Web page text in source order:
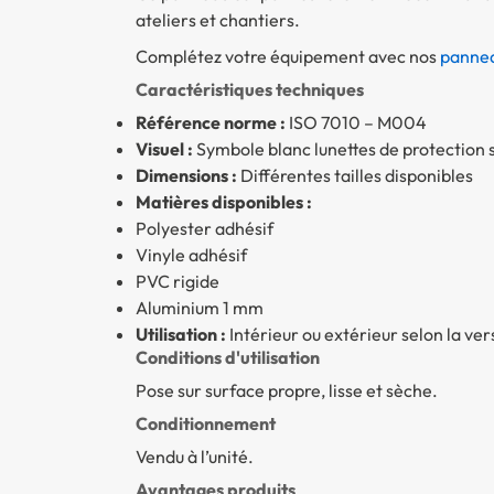
ateliers et chantiers.
Complétez votre équipement avec nos
Caractéristiques techniques
Référence norme : ISO 7010 – M004
Visuel : Symbole blanc lunettes de protection
Dimensions : Différentes tailles disponibles
Matières disponibles :
Polyester adhésif
Vinyle adhésif
PVC rigide
Aluminium 1 mm
Utilisation : Intérieur ou extérieur selon la
Conditions d'utilisation
Pose sur surface propre, lisse et sèche.
Conditionnement
Vendu à l’unité.
Avantages produits